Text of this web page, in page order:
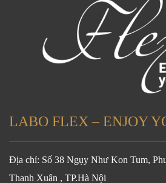
LABO FLEX – ENJOY
Địa chỉ: Số 38 Ngụy Như Kon Tum,
Thanh Xuân , TP.Hà Nội